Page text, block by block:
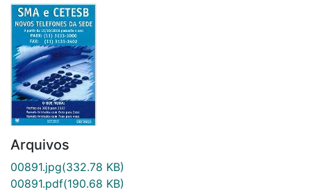
Doações/Aquisições
Fale Conosco
Arquivos
00891.jpg(332.78 KB)
00891.pdf(190.68 KB)